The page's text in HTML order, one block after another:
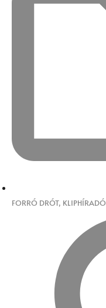
FORRÓ DRÓT, KLIPHÍRADÓ